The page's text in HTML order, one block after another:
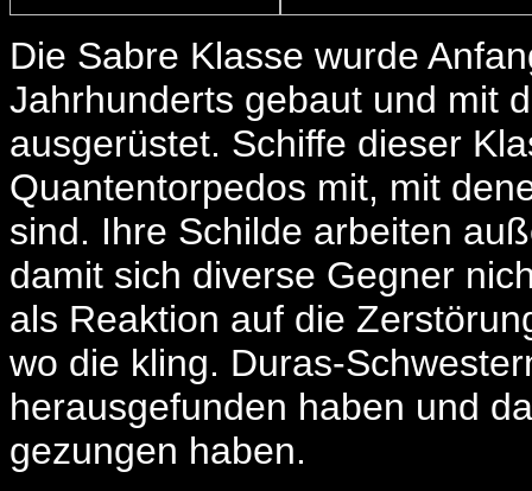
Die Sabre Klasse wurde
Jahrhunderts gebaut und mit
ausgerüstet. Schiffe dieser
Quantentorpedos mit, mit
sind. Ihre Schilde arbeiten
damit sich diverse Gegner
als Reaktion auf die
wo die kling. Duras-
herausgefunden haben und
gezungen haben.